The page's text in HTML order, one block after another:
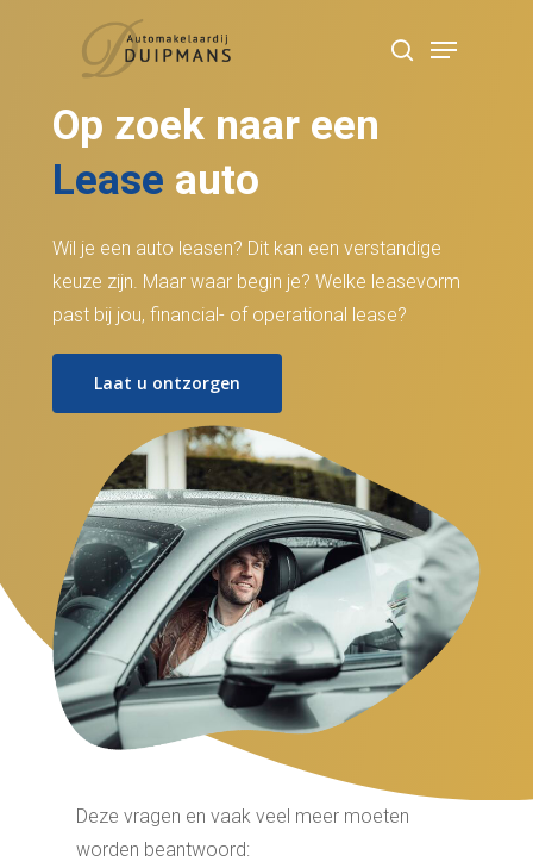
content
search
Menu
Op zoek naar een
Lease auto
Wil je een auto leasen? Dit kan een verstandige
keuze zijn. Maar waar begin je? Welke leasevorm
past bij jou, financial- of operational lease?
Laat u ontzorgen
Deze vragen en vaak veel meer moeten
worden beantwoord: